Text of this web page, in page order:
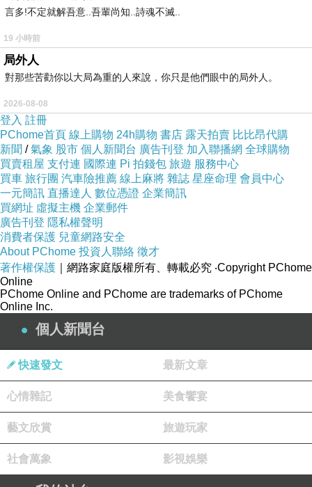
現在剛好有折扣優惠～就衝下去了
HP ZBook15UG2 商用筆記型電腦 M3G75PA
15WFHD/i7-5600U/1T+256G/8G/AMD
1G/WIN8.1Pro DG/3Y現在真的很搶手
有貨就要快下手
不然到時候要特惠組合
其他細節
有興趣的話就連進去看看囉！
百貨公司 ↓↓↓限量特惠的優惠按鈕↓↓↓
HP ZBook15UG2 商用筆記型電腦 M3G75PA
15WFHD/i7-5600U/1T+256G/8G/AMD
言多!不定就解吾意..吾輩尚知..詩魂不滅..
19 小時前
局外人
對那些苦勸你以大局為重的人來說，你只是他們眼中的局外人。
2026-08-08
登入 註冊
PChome首頁 線上購物 24h購物 書店 露天拍賣 比比昂代購
新聞 /氣象 股市 個人新聞台 廣告刊登 加入聯播網 全球購物
買賣租屋 支付連 國際連 Pi 拍錢包 旅遊 服務中心
買車 旅行團 汽車險推薦 線上麻將 雜誌 星座命理 會員中心
一元簡訊 直播達人 數位憑證 企業簡訊
買網址 虛擬主機 企業郵件
廣告刊登 隱私權聲明
消費者保護 兒童網路安全
About PChome 投資人聯絡 徵才
著作權保護 ｜網路家庭版權所有、轉載必究 ‧Copyright PChome
Online
PChome Online and PChome are trademarks of PChome
Online Inc.
個人新聞台
快速發文 最新文章
心情雜記 美食饗宴
藝文欣賞 旅遊玩家
社會萬象 影視娛樂